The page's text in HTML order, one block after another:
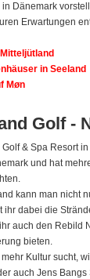
Dänemark
Erwartungen
in Seeland
Møn
Golf -
& Spa Resort in
und hat
kann man nicht
ihr dabei die
auch den Rebild
bieten.
Kultur sucht,
auch Jens